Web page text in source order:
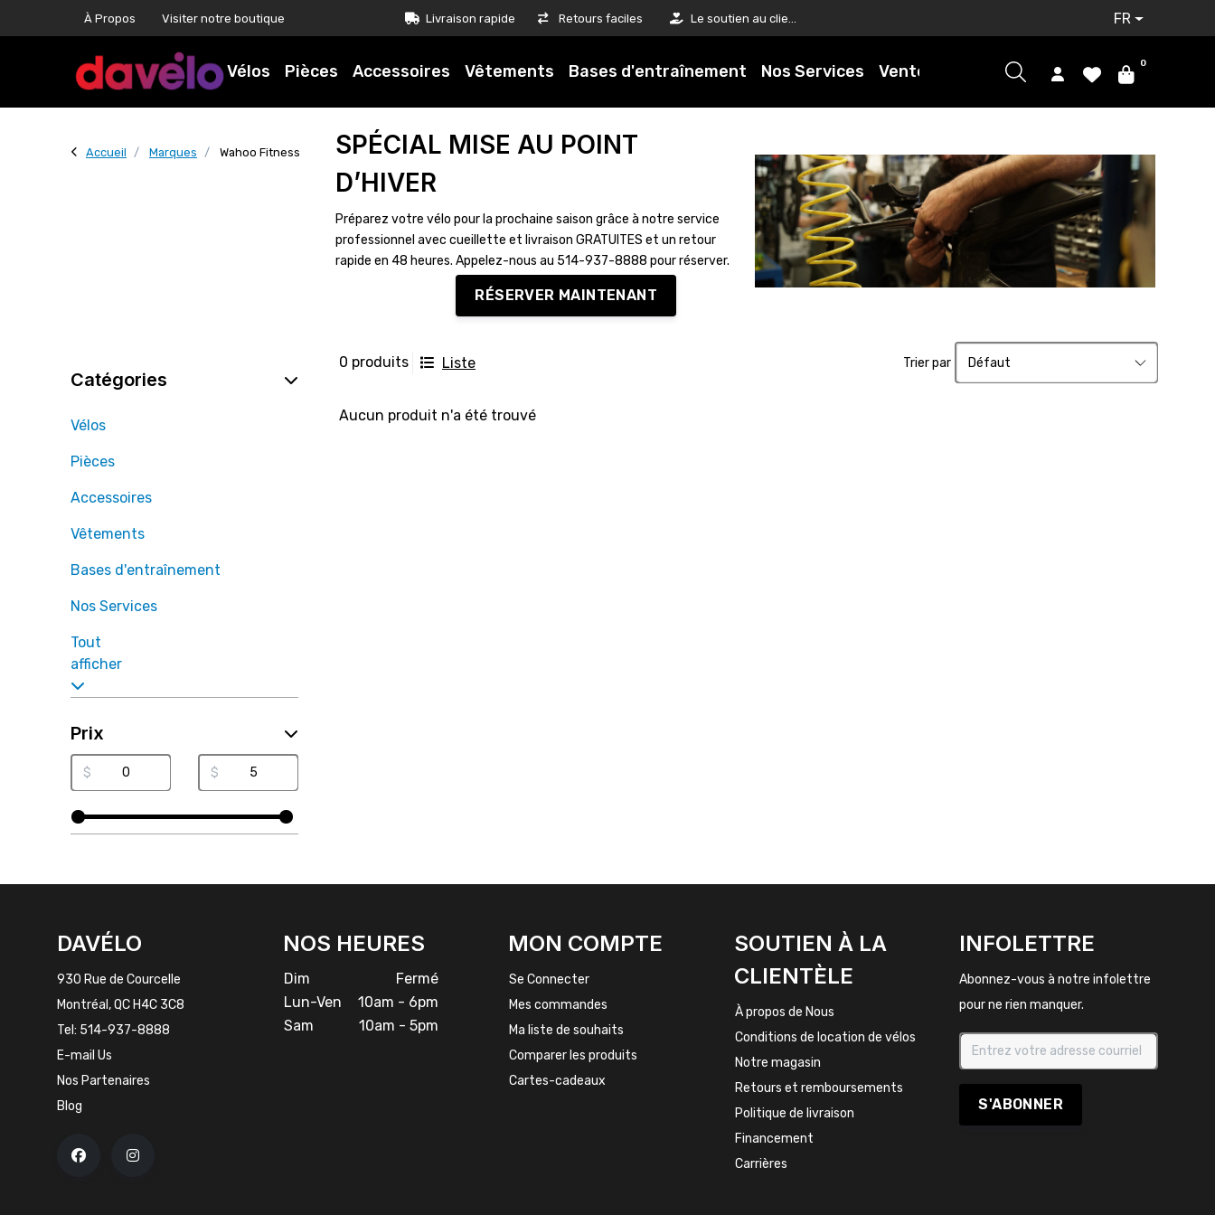
À Propos Visiter notre boutique Livraison rapide Retours faciles Le soutien au client est notre priorité FR
Vélos Pièces Accessoires Vêtements Bases d'entraînement Nos Services Ventes 0
Accueil Marques Wahoo Fitness
SPÉCIAL MISE AU POINT
D’HIVER
Préparez votre vélo pour la prochaine saison grâce à notre service
professionnel avec cueillette et livraison GRATUITES et un retour
rapide en 48 heures. Appelez-nous au 514-937-8888 pour réserver.
RÉSERVER MAINTENANT
0 produits Liste Trier par
Aucun produit n'a été trouvé
Catégories
Vélos
Pièces
Accessoires
Vêtements
Bases d'entraînement
Nos Services
Tout
afficher
Prix
$ $
INSTAGRAM
DAVÉLO
930 Rue de Courcelle
Montréal, QC H4C 3C8
Tel: 514-937-8888
E-mail Us
Nos Partenaires
Blog
NOS HEURES
Dim
Fermé
Lun-Ven
10am - 6pm
Sam
10am - 5pm
MON COMPTE
Se Connecter
Mes commandes
Ma liste de souhaits
Comparer les produits
Cartes-cadeaux
SOUTIEN À LA
CLIENTÈLE
À propos de Nous
Conditions de location de vélos
Notre magasin
Retours et remboursements
Politique de livraison
Financement
Carrières
INFOLETTRE
Abonnez-vous à notre infolettre
pour ne rien manquer.
S'ABONNER